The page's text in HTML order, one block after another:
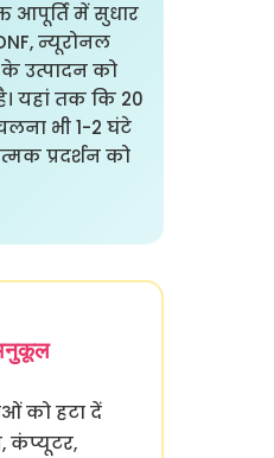
आपूर्ति में सुधार
न्यूरोनल
उत्पादन को
यहां तक कि 20
भी 1-2 घंटे
प्रदर्शन को
को हटा दें
कंप्यूटर,